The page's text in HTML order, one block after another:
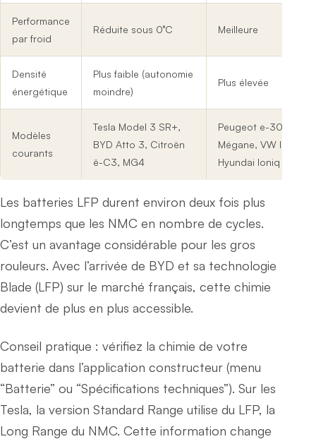
Performance
par froid
Réduite sous 0°C Meilleure
Densité
énergétique
Plus faible (autonomie
moindre)
Plus élevée
Modèles
courants
Tesla Model 3 SR+,
BYD Atto 3, Citroën
ë-C3, MG4
Peugeot e-308,
Mégane, VW ID.3/4,
Hyundai Ioniq 5
Les batteries LFP durent environ deux fois plus
longtemps que les NMC en nombre de cycles.
C’est un avantage considérable pour les gros
rouleurs. Avec l’arrivée de BYD et sa technologie
Blade (LFP) sur le marché français, cette chimie
devient de plus en plus accessible.
Conseil pratique : vérifiez la chimie de votre
batterie dans l’application constructeur (menu
“Batterie” ou “Spécifications techniques”). Sur les
Tesla, la version Standard Range utilise du LFP, la
Long Range du NMC. Cette information change